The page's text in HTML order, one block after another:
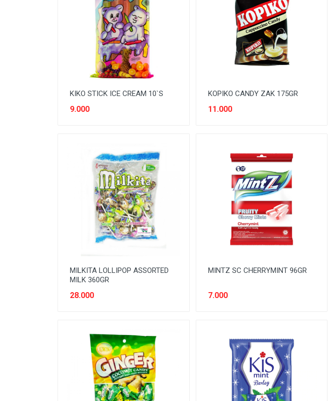
BODY CARE
BREAKFAST
CONFECTIONARY CANDY
CONFECTIONARY COKLAT
ENERGY DRINK
FACE CARE
HAIR CARE
INSEKTISIDA
KOPI
MAKANAN BAYI
MAKANAN MENTAH
MINUMAN JELLY
MINUMAN KESEHATAN
KIKO STICK ICE CREAM 10`S
9.000
KOPIKO CANDY ZAK 175GR
11.000
MILKITA LOLLIPOP ASSORTED
MILK 360GR
28.000
MINTZ SC CHERRYMINT 96GR
7.000